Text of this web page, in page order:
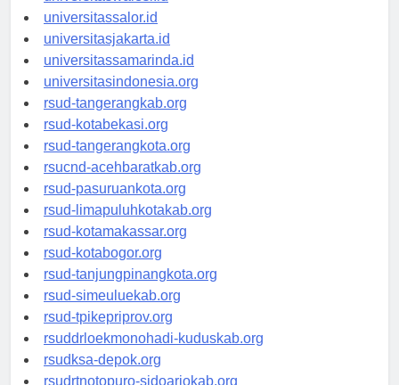
universitaswalesi.id
universitassalor.id
universitasjakarta.id
universitassamarinda.id
universitasindonesia.org
rsud-tangerangkab.org
rsud-kotabekasi.org
rsud-tangerangkota.org
rsucnd-acehbaratkab.org
rsud-pasuruankota.org
rsud-limapuluhkotakab.org
rsud-kotamakassar.org
rsud-kotabogor.org
rsud-tanjungpinangkota.org
rsud-simeuluekab.org
rsud-tpikepriprov.org
rsuddrloekmonohadi-kuduskab.org
rsudksa-depok.org